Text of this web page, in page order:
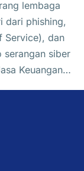
lembaga
dari phishing,
Service), dan
serangan siber
Keuangan…